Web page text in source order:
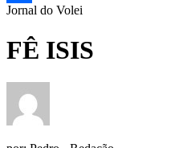
Share
Jornal do Volei
FÊ ISIS